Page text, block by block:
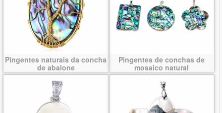
Pingentes naturais da concha
de abalone
Pingentes de conchas de
mosaico natural